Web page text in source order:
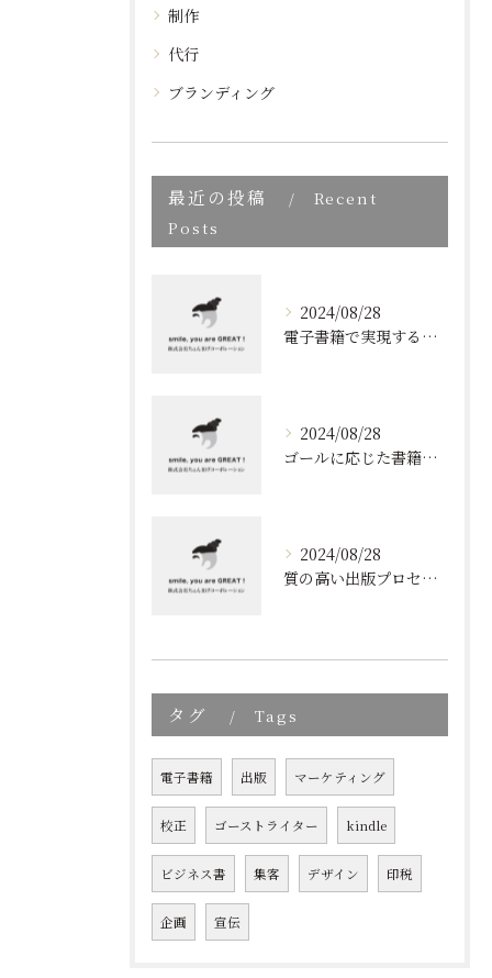
制作
代行
ブランディング
最近の投稿
Recent
Posts
2024/08/28
電子書籍で実現する質の高いブランディング
2024/08/28
ゴールに応じた書籍のプロデュース
2024/08/28
質の高い出版プロセスの秘密
タグ Tags
電子書籍 出版 マーケティング
校正 ゴーストライター kindle
ビジネス書 集客 デザイン 印税
企画 宣伝